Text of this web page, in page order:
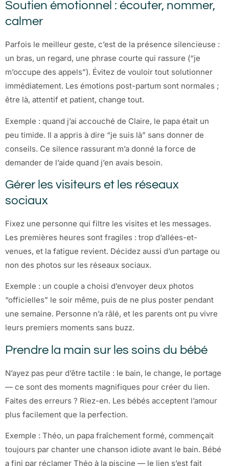
Soutien émotionnel : écouter, nommer,
calmer
Parfois le meilleur geste, c’est de la présence silencieuse :
un bras, un regard, une phrase courte qui rassure (“je
m’occupe des appels”). Évitez de vouloir tout solutionner
immédiatement. Les émotions post-partum sont normales ;
être là, attentif et patient, change tout.
Exemple : quand j’ai accouché de Claire, le papa était un
peu timide. Il a appris à dire “je suis là” sans donner de
conseils. Ce silence rassurant m’a donné la force de
demander de l’aide quand j’en avais besoin.
Gérer les visiteurs et les réseaux
sociaux
Fixez une personne qui filtre les visites et les messages.
Les premières heures sont fragiles : trop d’allées-et-
venues, et la fatigue revient. Décidez aussi d’un partage ou
non des photos sur les réseaux sociaux.
Exemple : un couple a choisi d’envoyer deux photos
“officielles” le soir même, puis de ne plus poster pendant
une semaine. Personne n’a râlé, et les parents ont pu vivre
leurs premiers moments sans buzz.
Prendre la main sur les soins du bébé
N’ayez pas peur d’être tactile : le bain, le change, le portage
— ce sont des moments magnifiques pour créer du lien.
Faites des erreurs ? Riez-en. Les bébés acceptent l’amour
plus facilement que la perfection.
Exemple : Théo, un papa fraîchement formé, commençait
toujours par chanter une chanson idiote avant le bain. Bébé
a fini par réclamer Théo à la piscine — le lien s’est fait